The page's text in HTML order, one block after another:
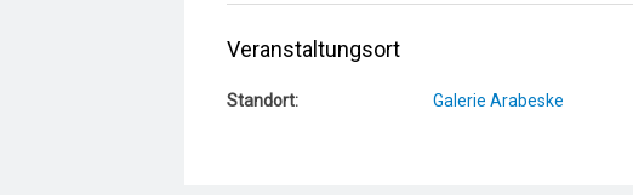
Veranstaltungsort
Standort:
Galerie Arabeske